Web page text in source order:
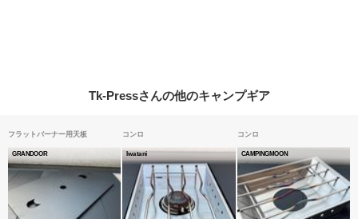
Tk-Pressさんの他のキャンプギア
フラットバーナー用天板
GRANDOOR
コンロ
Iwatani
コンロ
CAMPINGMOON